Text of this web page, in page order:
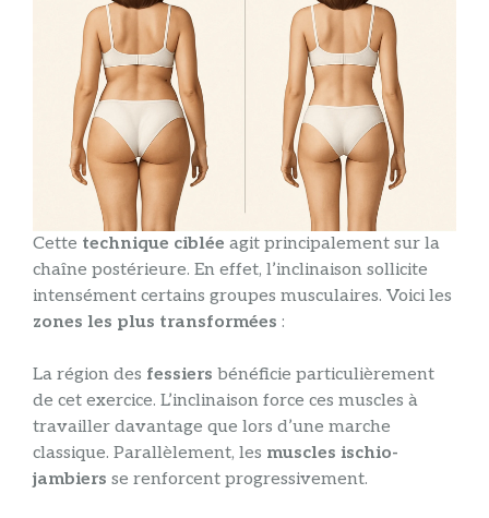
Cette technique ciblée agit principalement sur la
chaîne postérieure. En effet, l’inclinaison sollicite
intensément certains groupes musculaires. Voici les
zones les plus transformées :
La région des fessiers bénéficie particulièrement
de cet exercice. L’inclinaison force ces muscles à
travailler davantage que lors d’une marche
classique. Parallèlement, les muscles ischio-
jambiers se renforcent progressivement.